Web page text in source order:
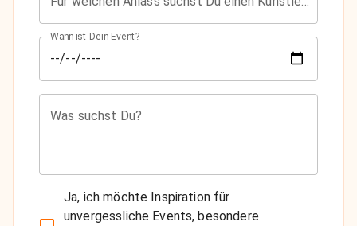
Wann ist Dein Event?
Was suchst Du?
Ja, ich möchte Inspiration für
unvergessliche Events, besondere